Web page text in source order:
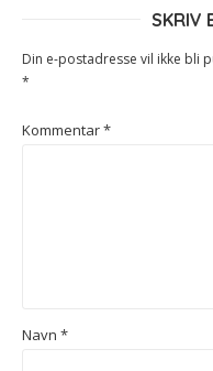
SKRIV
Din e-postadresse vil ikke bli
*
Kommentar*
Navn *